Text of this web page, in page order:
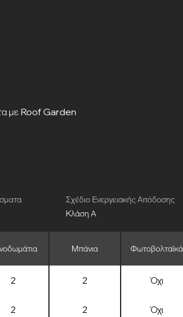
με Roof Garden
Σχέδιο Ενεργειακής Απόδοσης
Κλάση Α
Μπάνια Φωτοβολταϊκά
2 2 Όχι
2 2 Όχι